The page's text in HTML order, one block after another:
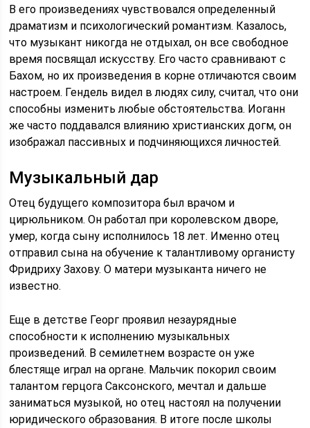
В его произведениях чувствовался определенный
драматизм и психологический романтизм. Казалось,
что музыкант никогда не отдыхал, он все свободное
время посвящал искусству. Его часто сравнивают с
Бахом, но их произведения в корне отличаются своим
настроем. Гендель видел в людях силу, считал, что они
способны изменить любые обстоятельства. Иоганн
же часто поддавался влиянию христианских догм, он
изображал пассивных и подчиняющихся личностей.
Музыкальный дар
Отец будущего композитора был врачом и
цирюльником. Он работал при королевском дворе,
умер, когда сыну исполнилось 18 лет. Именно отец
отправил сына на обучение к талантливому органисту
Фридриху Захову. О матери музыканта ничего не
известно.
Еще в детстве Георг проявил незаурядные
способности к исполнению музыкальных
произведений. В семилетнем возрасте он уже
блестяще играл на органе. Мальчик покорил своим
талантом герцога Саксонского, мечтал и дальше
заниматься музыкой, но отец настоял на получении
юридического образования. В итоге после школы